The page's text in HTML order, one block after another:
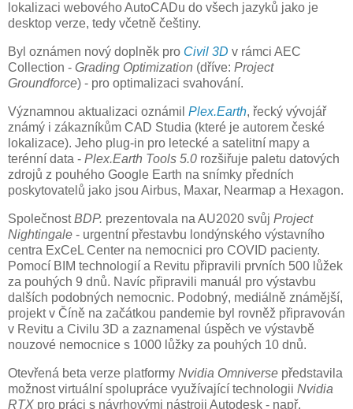
lokalizaci webového AutoCADu do všech jazyků jako je
desktop verze, tedy včetně češtiny.
Byl oznámen nový doplněk pro Civil 3D v rámci AEC
Collection - Grading Optimization (dříve: Project
Groundforce) - pro optimalizaci svahování.
Významnou aktualizaci oznámil Plex.Earth, řecký vývojář
známý i zákazníkům CAD Studia (které je autorem české
lokalizace). Jeho plug-in pro letecké a satelitní mapy a
terénní data - Plex.Earth Tools 5.0 rozšiřuje paletu datových
zdrojů z pouhého Google Earth na snímky předních
poskytovatelů jako jsou Airbus, Maxar, Nearmap a Hexagon.
SpolečnostBDP. prezentovala na AU2020 svůj Project
Nightingale - urgentní přestavbu londýnského výstavního
centra ExCeL Center na nemocnici pro COVID pacienty.
Pomocí BIM technologií a Revitu připravili prvních 500 lůžek
za pouhých 9 dnů. Navíc připravili manuál pro výstavbu
dalších podobných nemocnic. Podobný, mediálně známější,
projekt v Číně na začátkou pandemie byl rovněž připravován
v Revitu a Civilu 3D a zaznamenal úspěch ve výstavbě
nouzové nemocnice s 1000 lůžky za pouhých 10 dnů.
Otevřená beta verze platformy Nvidia Omniverse představila
možnost virtuální spolupráce využívající technologii Nvidia
RTX pro práci s návrhovými nástroji Autodesk - např.